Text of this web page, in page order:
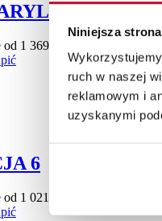
Niniejsza
ruch w naszej
reklamowym i
uzyskanymi
1
od 1 369,00 zł
6
od 1 021,00 zł